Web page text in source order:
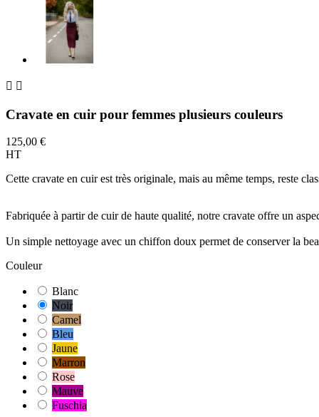
 
Cravate en cuir pour femmes plusieurs couleurs
125,00 €
HT
Cette cravate en cuir est très originale, mais au même temps, reste
Fabriquée à partir de cuir de haute qualité, notre cravate offre un
Un simple nettoyage avec un chiffon doux permet de conserver la
Couleur
Blanc
Noir
Camel
Bleu
Jaune
Marron
Rose
Mauve
Fuschia